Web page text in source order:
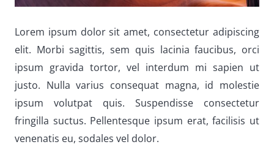
Lorem ipsum dolor sit amet, consectetur adipiscing
elit. Morbi sagittis, sem quis lacinia faucibus, orci
ipsum gravida tortor, vel interdum mi sapien ut
justo. Nulla varius consequat magna, id molestie
ipsum volutpat quis. Suspendisse consectetur
fringilla suctus. Pellentesque ipsum erat, facilisis ut
venenatis eu, sodales vel dolor.